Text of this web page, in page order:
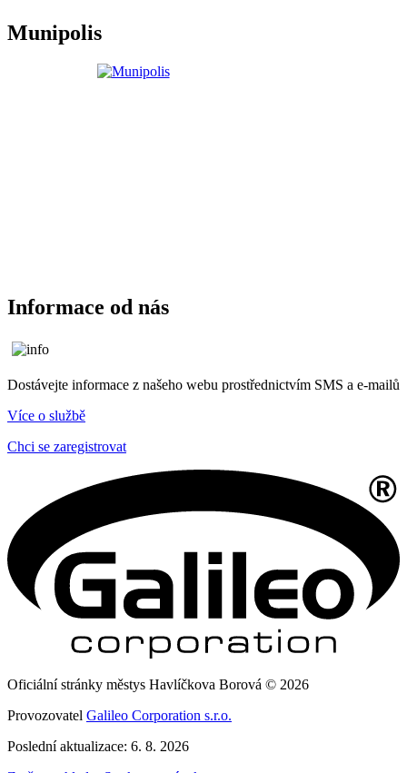
Munipolis
Informace od nás
Dostávejte informace z našeho webu prostřednictvím SMS a e-mailů
Více o službě
Chci se zaregistrovat
Oficiální stránky městys Havlíčkova Borová © 2026
Provozovatel Galileo Corporation s.r.o.
Poslední aktualizace: 6. 8. 2026